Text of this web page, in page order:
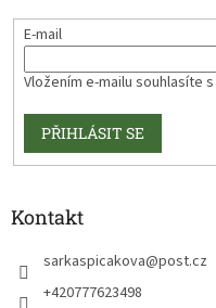
E-mail
Vložením e-mailu souhlasíte s
PŘIHLÁSIT SE
Kontakt
sarkaspicakova@post.cz
+420777623498